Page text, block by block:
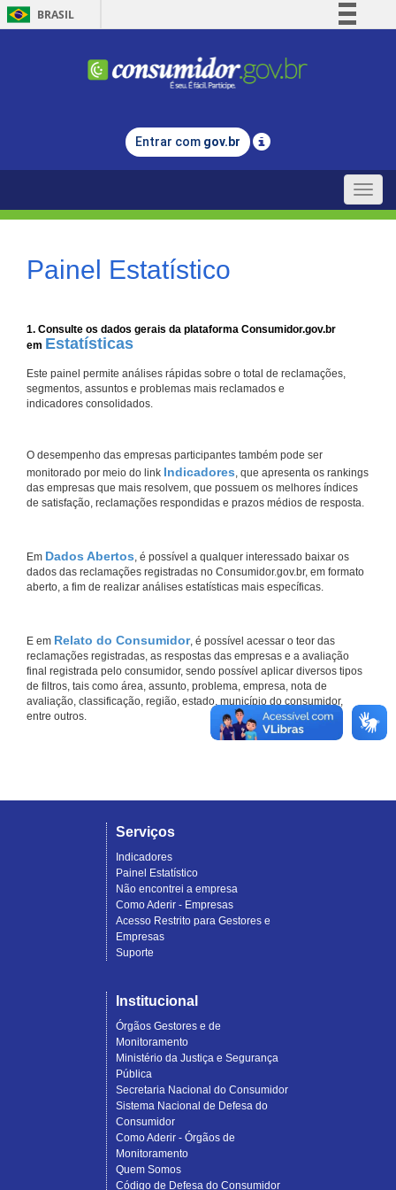
BRASIL
Comunica BR
Legislação
Entrar com gov.br
Toggle
Painel Estatístico
1. Consulte os dados gerais da plataforma Consumidor.gov.br
em Estatísticas
Este painel permite análises rápidas sobre o total de reclamações,
segmentos, assuntos e problemas mais reclamados e
indicadores consolidados.
O desempenho das empresas participantes também pode ser
monitorado por meio do link Indicadores, que apresenta os rankings
das empresas que mais resolvem, que possuem os melhores índices
de satisfação, reclamações respondidas e prazos médios de resposta.
Em Dados Abertos, é possível a qualquer interessado baixar os
dados das reclamações registradas no Consumidor.gov.br, em formato
aberto, a fim de realizar análises estatísticas mais específicas.
E em Relato do Consumidor, é possível acessar o teor das
reclamações registradas, as respostas das empresas e a avaliação
final registrada pelo consumidor, sendo possível aplicar diversos tipos
de filtros, tais como área, assunto, problema, empresa, nota de
avaliação, classificação, região, estado, município do consumidor,
entre outros.
Serviços
Indicadores
Painel Estatístico
Não encontrei a empresa
Como Aderir - Empresas
Acesso Restrito para Gestores e
Empresas
Suporte
Institucional
Órgãos Gestores e de
Monitoramento
Ministério da Justiça e Segurança
Pública
Secretaria Nacional do Consumidor
Sistema Nacional de Defesa do
Consumidor
Como Aderir - Órgãos de
Monitoramento
Quem Somos
Código de Defesa do Consumidor